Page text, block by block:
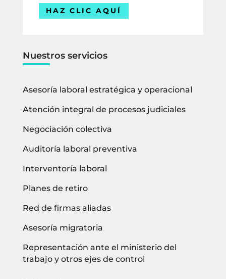
HAZ CLIC AQUÍ
Nuestros servicios
Asesoría laboral estratégica y operacional
Atención integral de procesos judiciales
Negociación colectiva
Auditoría laboral preventiva
Interventoría laboral
Planes de retiro
Red de firmas aliadas
Asesoría migratoria
Representación ante el ministerio del
trabajo y otros ejes de control